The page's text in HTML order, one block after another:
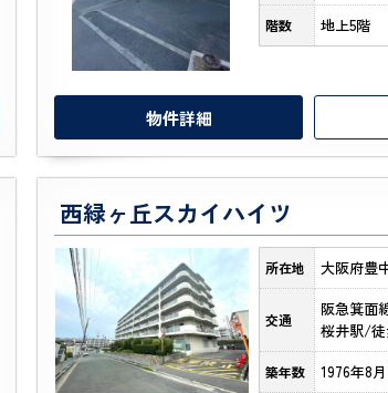
階数 地上5階
物件詳細
西緑ヶ丘スカイハイツ
所在地 大阪府豊
交通
阪急箕面
桜井駅/徒
築年数 1976年8月